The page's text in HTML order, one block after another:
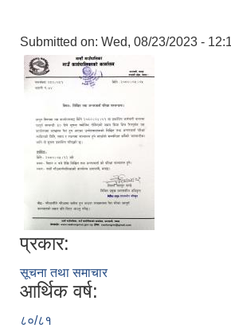
Submitted on: Wed, 08/23/2023 -
प्रकार:
सूचना तथा समाचार
आर्थिक वर्ष:
८०/८१